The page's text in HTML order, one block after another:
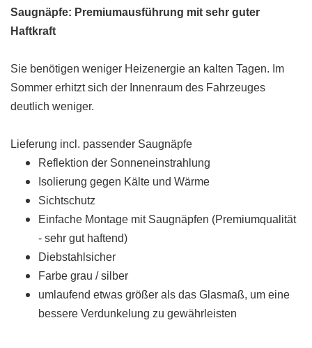
Saugnäpfe: Premiumausführung mit sehr guter
Haftkraft
Sie benötigen weniger Heizenergie an kalten Tagen. Im
Sommer erhitzt sich der Innenraum des Fahrzeuges
deutlich weniger.
Lieferung incl. passender Saugnäpfe
Reflektion der Sonneneinstrahlung
Isolierung gegen Kälte und Wärme
Sichtschutz
Einfache Montage mit Saugnäpfen (Premiumqualität
- sehr gut haftend)
Diebstahlsicher
Farbe grau / silber
umlaufend etwas größer als das Glasmaß, um eine
bessere Verdunkelung zu gewährleisten